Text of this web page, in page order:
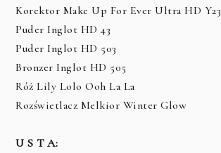
Korektor Make Up For Ever Ultra HD Y23
Puder Inglot HD 43
Puder Inglot HD 503
Bronzer Inglot HD 505
Róż Lily Lolo Ooh La La
Rozświetlacz Melkior Winter Glow
U S T A: